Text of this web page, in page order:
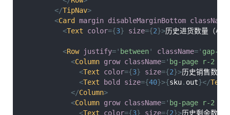
</TipNav>
<Card margin disableMarginBottom className
<Text color={3} size={2}>历史进货数量（小
<Row justify=' between' className=' gap-2
<Column grow className=' bg-page r-2 p-
<Text color={3} size={2}>历史销售数量
<Text bold size={40}>{sku. out}</Text
</Column>
<Column grow className=' bg-page r-2 p-
<Text color={3} size={2}>历史剩余数量